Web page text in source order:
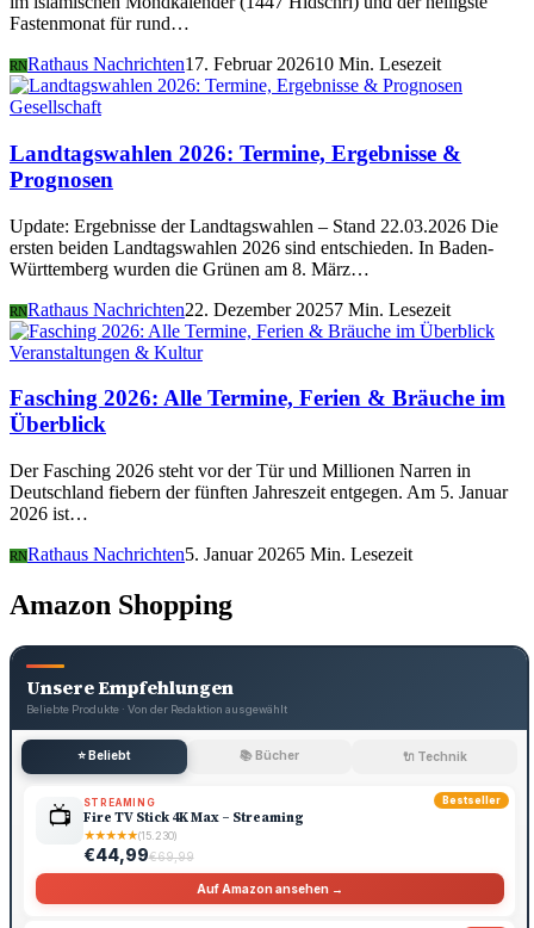
Fastenmonat für rund…
RNRathaus Nachrichten17. Februar 202610 Min. Lesezeit
Gesellschaft
Landtagswahlen 2026: Termine, Ergebnisse &
Prognosen
Update: Ergebnisse der Landtagswahlen – Stand 22.03.2026 Die
ersten beiden Landtagswahlen 2026 sind entschieden. In Baden-
Württemberg wurden die Grünen am 8. März…
RNRathaus Nachrichten22. Dezember 20257 Min. Lesezeit
Veranstaltungen & Kultur
Fasching 2026: Alle Termine, Ferien & Bräuche im
Überblick
Der Fasching 2026 steht vor der Tür und Millionen Narren in
Deutschland fiebern der fünften Jahreszeit entgegen. Am 5. Januar
2026 ist…
RNRathaus Nachrichten5. Januar 20265 Min. Lesezeit
Amazon Shopping
Unsere Empfehlungen
Beliebte Produkte · Von der Redaktion ausgewählt
⭐ Beliebt 📚 Bücher 🔌 Technik
Bestseller
📺 STREAMING
Fire TV Stick 4K Max – Streaming
★★★★★(15.230)
€44,99€69,99
Auf Amazon ansehen →